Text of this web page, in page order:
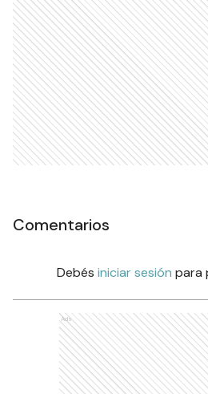
Comentarios
Debés iniciar sesión para
Ads